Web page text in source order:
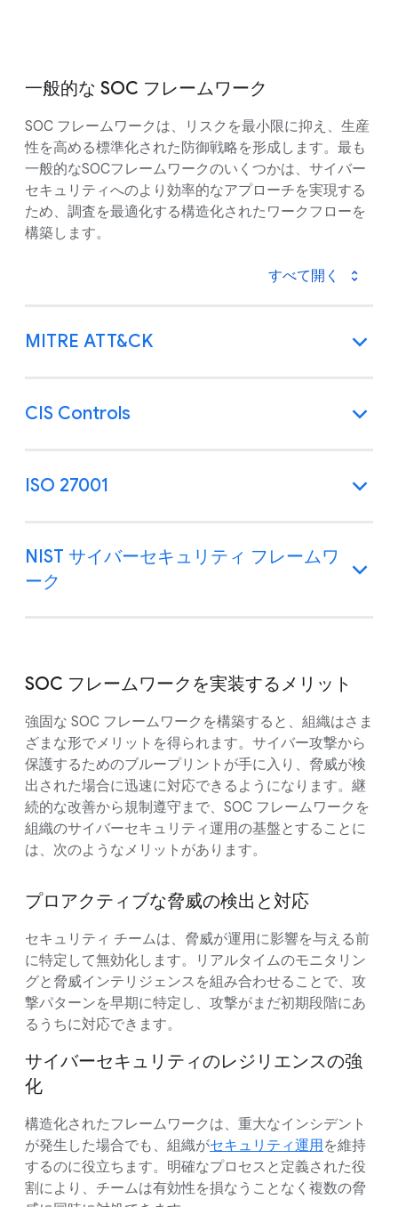
一般的な SOC フレームワーク
SOC フレームワークは、リスクを最小限に抑え、生産
性を高める標準化された防御戦略を形成します。最も
一般的なSOCフレームワークのいくつかは、サイバー
セキュリティへのより効率的なアプローチを実現する
ため、調査を最適化する構造化されたワークフローを
構築します。
すべて開く
MITRE ATT&CK
CIS Controls
ISO 27001
NIST サイバーセキュリティ フレームワ
ーク
SOC フレームワークを実装するメリット
強固な SOC フレームワークを構築すると、組織はさま
ざまな形でメリットを得られます。サイバー攻撃から
保護するためのブループリントが手に入り、脅威が検
出された場合に迅速に対応できるようになります。継
続的な改善から規制遵守まで、SOC フレームワークを
組織のサイバーセキュリティ運用の基盤とすることに
は、次のようなメリットがあります。
プロアクティブな脅威の検出と対応
セキュリティ チームは、脅威が運用に影響を与える前
に特定して無効化します。リアルタイムのモニタリン
グと脅威インテリジェンスを組み合わせることで、攻
撃パターンを早期に特定し、攻撃がまだ初期段階にあ
るうちに対応できます。
サイバーセキュリティのレジリエンスの強
化
構造化されたフレームワークは、重大なインシデント
が発生した場合でも、組織がセキュリティ運用を維持
するのに役立ちます。明確なプロセスと定義された役
割により、チームは有効性を損なうことなく複数の脅